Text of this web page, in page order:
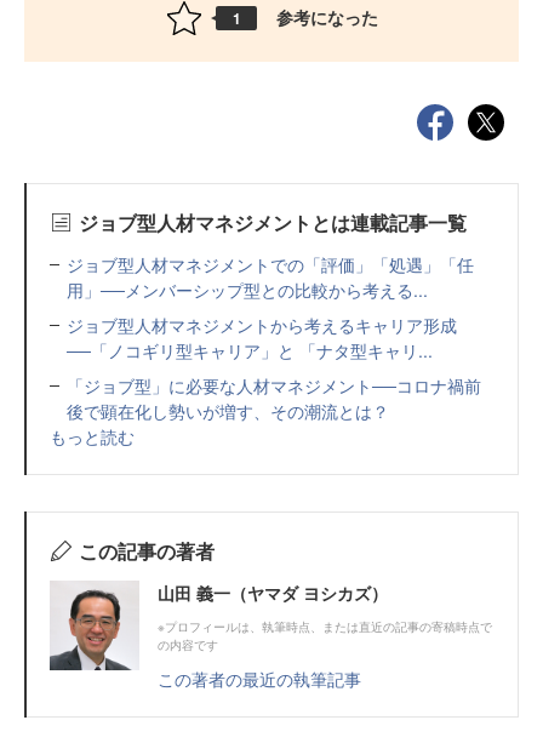
1 参考になった
ジョブ型人材マネジメントとは連載記事一覧
ジョブ型人材マネジメントでの「評価」「処遇」「任
用」──メンバーシップ型との比較から考える...
ジョブ型人材マネジメントから考えるキャリア形成
──「ノコギリ型キャリア」と 「ナタ型キャリ...
「ジョブ型」に必要な人材マネジメント──コロナ禍前
後で顕在化し勢いが増す、その潮流とは？
もっと読む
この記事の著者
山田 義一（ヤマダ ヨシカズ）
※プロフィールは、執筆時点、または直近の記事の寄稿時点で
の内容です
この著者の最近の執筆記事